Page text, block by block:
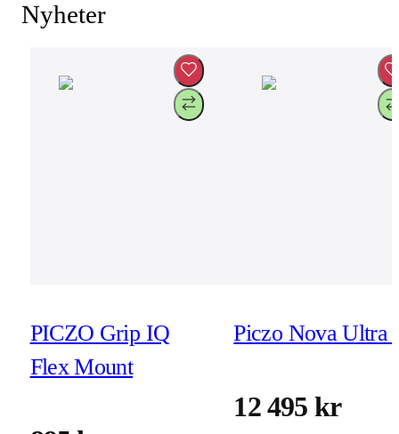
Nyheter
PICZO Grip IQ
Flex Mount
Piczo Nova Ultra
12 495 kr